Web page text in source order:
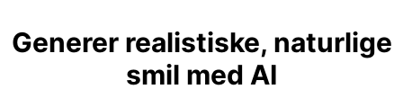
Generer realistiske, naturlige
smil med AI